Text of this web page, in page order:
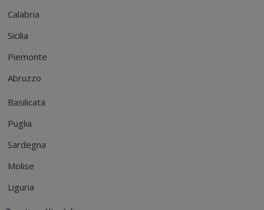
Calabria
Sicilia
Piemonte
Abruzzo
Basilicata
Puglia
Sardegna
Molise
Liguria